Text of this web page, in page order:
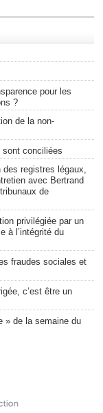
pour les
?
de la non-
sont conciliées
registres légaux,
avec Bertrand
de
privilégiée par un
à l’intégrité du
fraudes sociales et
c’est être un
» de la semaine du